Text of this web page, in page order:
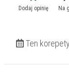
Dodaj opinię Na
Ten